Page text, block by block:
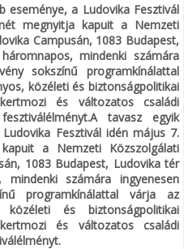
eseménye, a Ludovika Fesztivál
megnyitja kapuit a Nemzeti
Campusán, 1083 Budapest,
mindenki számára
sokszínű programkínálattal
közéleti és biztonságpolitikai
és változatos családi
tavasz egyik
Fesztivál idén május 7.
a Nemzeti Közszolgálati
1083 Budapest, Ludovika tér
számára ingyenesen
programkínálattal várja az
és biztonságpolitikai
és változatos családi